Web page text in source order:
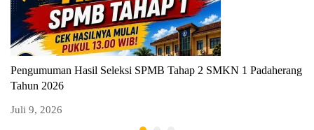
Pengumuman Hasil Seleksi SPMB Tahap 2 SMKN 1 Padaherang
Tahun 2026
Juli 9, 2026